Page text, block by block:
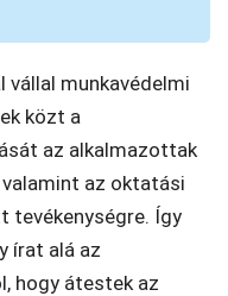
munkavédelmi
közt a
az alkalmazottak
az oktatási
tevékenységre. Így
írat alá az
hogy átestek az